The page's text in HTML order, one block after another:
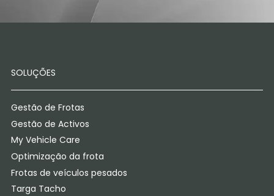
SOLUÇÕES
Gestão de Frotas
Gestão de Activos
My Vehicle Care
Optimização da frota
Frotas de veículos pesados
Targa Tacho